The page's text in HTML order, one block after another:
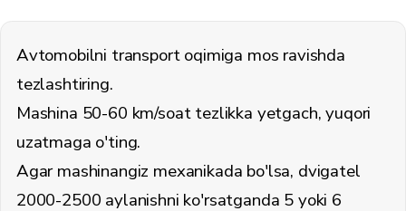
Avtomobilni transport oqimiga mos ravishda
tezlashtiring.
Mashina 50-60 km/soat tezlikka yetgach, yuqori
uzatmaga o'ting.
Agar mashinangiz mexanikada bo'lsa, dvigatel
2000-2500 aylanishni ko'rsatganda 5 yoki 6